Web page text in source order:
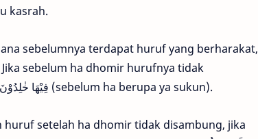
kasrah.
sebelumnya terdapat huruf yang berharakat,
berharakat maka tidak ada bacaan mad, contohnya فِيْهَا خٰلِدُوْنَ (sebelum ha berupa ya sukun).
huruf setelah ha dhomir tidak disambung, jika